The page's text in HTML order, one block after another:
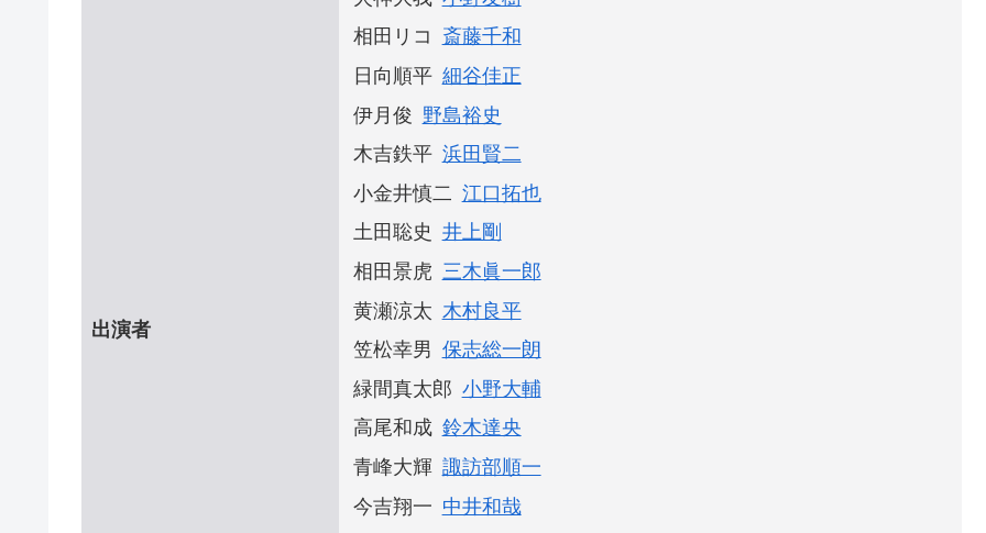
出演者
相田リコ
斎藤千和
日向順平 細谷佳正
伊月俊 野島裕史
木吉鉄平 浜田賢二
小金井慎二 江口拓也
土田聡史 井上剛
相田景虎 三木眞一郎
黄瀬涼太 木村良平
笠松幸男 保志総一朗
緑間真太郎 小野大輔
高尾和成 鈴木達央
青峰大輝 諏訪部順一
今吉翔一 中井和哉